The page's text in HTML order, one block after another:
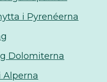
i Pyrenéerna
Dolomiterna